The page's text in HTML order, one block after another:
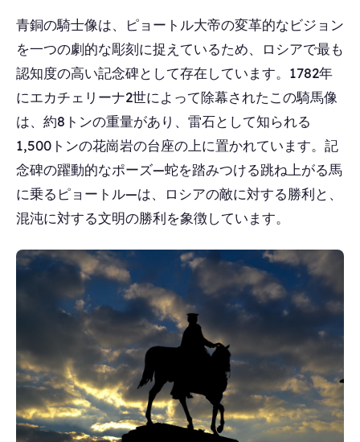
青銅の騎士像は、ピョートル大帝の変革的なビジョン
を一つの劇的な彫刻に捉えているため、ロシアで最も
認知度の高い記念碑として存在しています。1782年
にエカチェリーナ2世によって除幕されたこの騎馬像
は、約8トンの重量があり、雷石として知られる
1,500トンの花崗岩の台座の上に置かれています。記
念碑の躍動的なポーズ―蛇を踏みつける跳ね上がる馬
に乗るピョートル―は、ロシアの敵に対する勝利と、
混沌に対する文明の勝利を象徴しています。